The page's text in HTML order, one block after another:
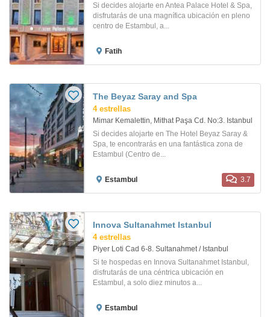
Si decides alojarte en Antea Palace Hotel & Spa,
disfrutarás de una magnífica ubicación en pleno
centro de Estambul, a...
Fatih
The Beyaz Saray and Spa
4 estrellas
Mimar Kemalettin, Mithat Paşa Cd. No:3. Istanbul
Si decides alojarte en The Hotel Beyaz Saray &
Spa, te encontrarás en una fantástica zona de
Estambul (Centro de...
Estambul 3.7
Innova Sultanahmet Istanbul
4 estrellas
Piyer Loti Cad 6-8. Sultanahmet / Istanbul
Si te hospedas en Innova Sultanahmet Istanbul,
disfrutarás de una céntrica ubicación en
Estambul, a solo diez minutos a...
Estambul